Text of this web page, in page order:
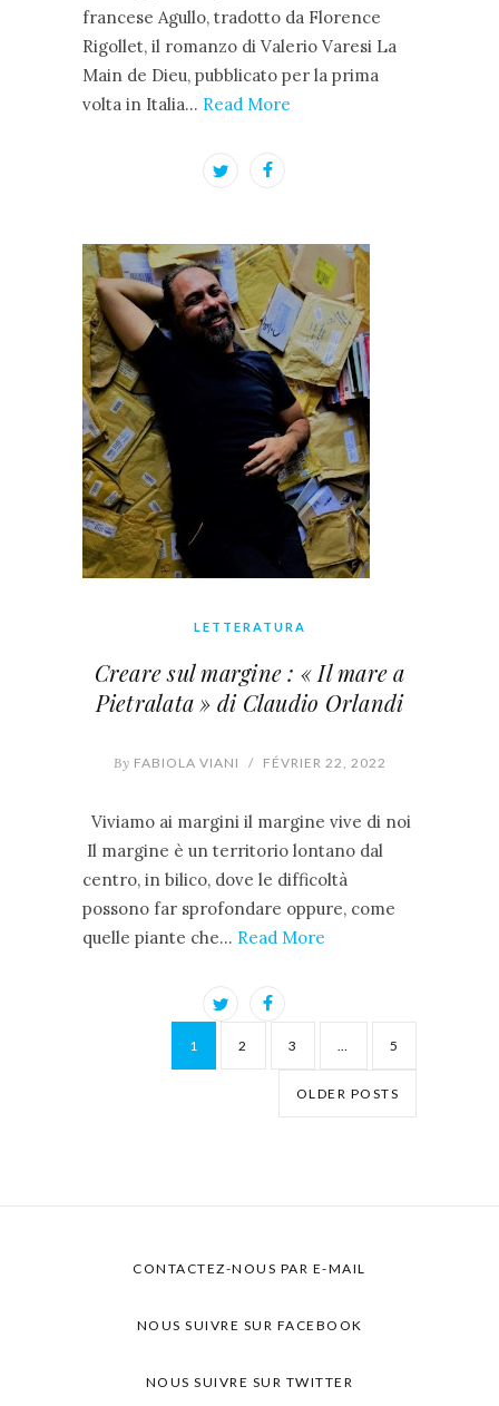
francese Agullo, tradotto da Florence
Rigollet, il romanzo di Valerio Varesi La
Main de Dieu, pubblicato per la prima
volta in Italia… Read More
LETTERATURA
Creare sul margine : « Il mare a
Pietralata » di Claudio Orlandi
By FABIOLA VIANI / FÉVRIER 22, 2022
Viviamo ai margini il margine vive di noi
Il margine è un territorio lontano dal
centro, in bilico, dove le difficoltà
possono far sprofondare oppure, come
quelle piante che… Read More
1 2 3 … 5
OLDER POSTS
CONTACTEZ-NOUS PAR E-MAIL
NOUS SUIVRE SUR FACEBOOK
NOUS SUIVRE SUR TWITTER